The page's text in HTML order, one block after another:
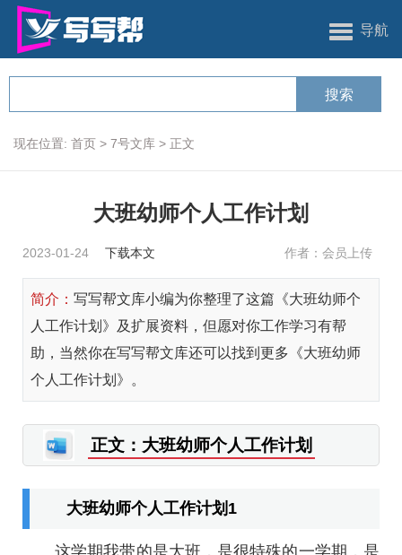
导航
现在位置: 首页 > 7号文库 > 正文
大班幼师个人工作计划
2023-01-24 下载本文 作者：会员上传
简介： 写写帮文库小编为你整理了这篇《大班幼师个
人工作计划》及扩展资料，但愿对你工作学习有帮
助，当然你在写写帮文库还可以找到更多《大班幼师
个人工作计划》。
正文：大班幼师个人工作计划
大班幼师个人工作计划1
这学期我带的是大班，是很特殊的一学期，是